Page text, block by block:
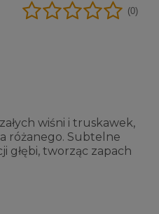
(0)
wiśni i truskawek,
różanego. Subtelne
głębi, tworząc zapach